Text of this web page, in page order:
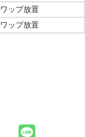
ップ放置
ップ放置